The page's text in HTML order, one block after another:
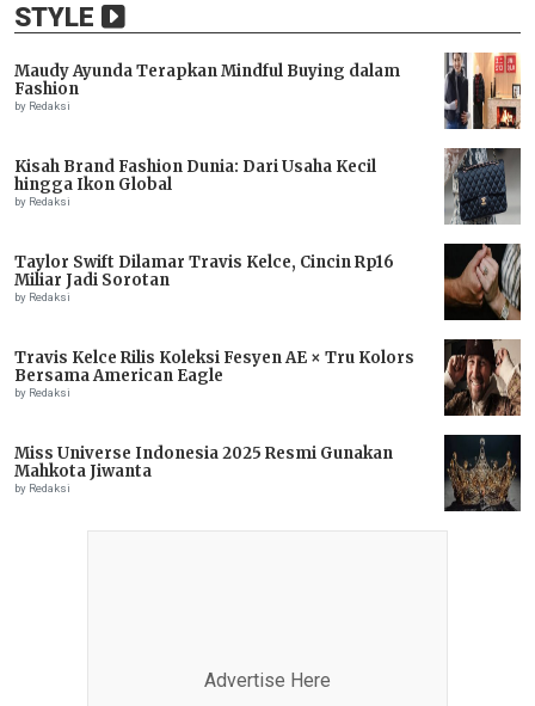
STYLE
Maudy Ayunda Terapkan Mindful Buying dalam
Fashion
by Redaksi
Kisah Brand Fashion Dunia: Dari Usaha Kecil
hingga Ikon Global
by Redaksi
Taylor Swift Dilamar Travis Kelce, Cincin Rp16
Miliar Jadi Sorotan
by Redaksi
Travis Kelce Rilis Koleksi Fesyen AE × Tru Kolors
Bersama American Eagle
by Redaksi
Miss Universe Indonesia 2025 Resmi Gunakan
Mahkota Jiwanta
by Redaksi
Advertise Here